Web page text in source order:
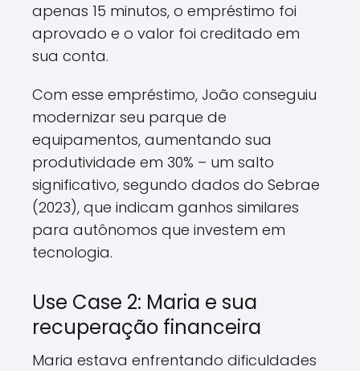
apenas 15 minutos, o empréstimo foi
aprovado e o valor foi creditado em
sua conta.
Com esse empréstimo, João conseguiu
modernizar seu parque de
equipamentos, aumentando sua
produtividade em 30% – um salto
significativo, segundo dados do Sebrae
(2023), que indicam ganhos similares
para autônomos que investem em
tecnologia.
Use Case 2: Maria e sua
recuperação financeira
Maria estava enfrentando dificuldades